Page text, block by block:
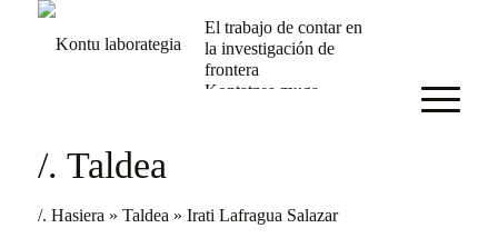
El trabajo de contar en
la investigación de
frontera
Kontatzea muga-
/. Taldea
/. Hasiera » Taldea » Irati Lafragua Salazar